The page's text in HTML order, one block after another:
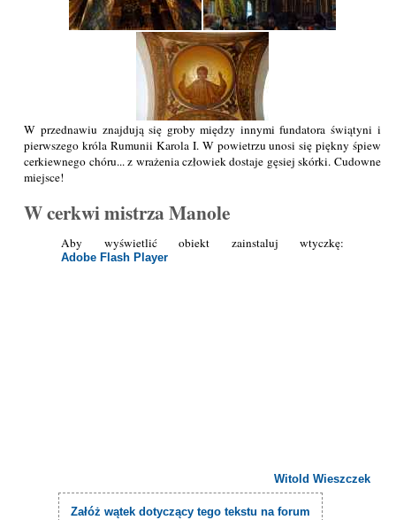
W przednawiu znajdują się groby między innymi fundatora świątyni i
pierwszego króla Rumunii Karola I. W powietrzu unosi się piękny śpiew
cerkiewnego chóru... z wrażenia człowiek dostaje gęsiej skórki. Cudowne
miejsce!
W cerkwi mistrza Manole
Aby wyświetlić obiekt zainstaluj wtyczkę:
Adobe Flash Player
Witold Wieszczek
Załóż wątek dotyczący tego tekstu na forum